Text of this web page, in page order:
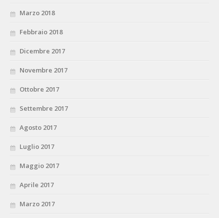
Marzo 2018
Febbraio 2018
Dicembre 2017
Novembre 2017
Ottobre 2017
Settembre 2017
Agosto 2017
Luglio 2017
Maggio 2017
Aprile 2017
Marzo 2017